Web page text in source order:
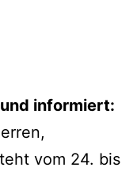
informiert:
vom 24. bis